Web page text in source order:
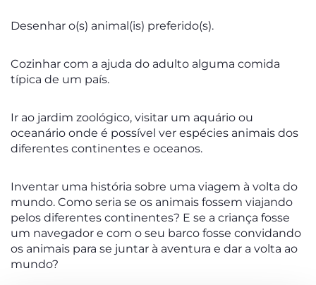
Desenhar o(s) animal(is) preferido(s).
Cozinhar com a ajuda do adulto alguma comida
típica de um país.
Ir ao jardim zoológico, visitar um aquário ou
oceanário onde é possível ver espécies animais dos
diferentes continentes e oceanos.
Inventar uma história sobre uma viagem à volta do
mundo. Como seria se os animais fossem viajando
pelos diferentes continentes? E se a criança fosse
um navegador e com o seu barco fosse convidando
os animais para se juntar à aventura e dar a volta ao
mundo?